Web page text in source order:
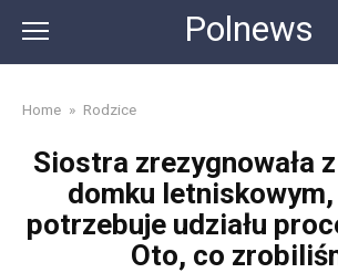
content
Polnews
Home » Rodzice
Siostra zrezygnowała
domku
potrzebuje udziału
Oto, co